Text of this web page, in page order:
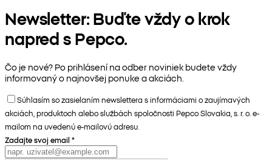
Newsletter: Buďte vždy o krok
napred s Pepco.
Čo je nové? Po prihlásení na odber noviniek budete vždy
informovaný o najnovšej ponuke a akciách.
Súhlasím so zasielaním newslettera s informáciami o zaujímavých
akciách, produktoch alebo službách spoločnosti Pepco Slovakia, s. r. o. e-
mailom na uvedenú e-mailovú adresu.
Zadajte svoj email *